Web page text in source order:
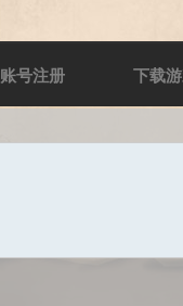
账号注册 下载